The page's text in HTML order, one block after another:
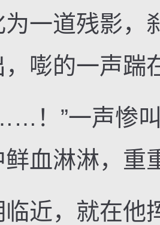
为一道残影，
嘭的一声踹
”一声惨叫
鲜血淋淋，重
，就在他